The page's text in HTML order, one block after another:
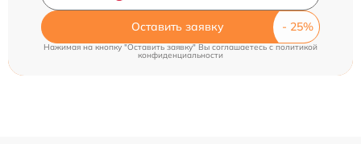
Оставить заявку
Нажимая на кнопку "Оставить заявку" Вы соглашаетесь cполитикой
конфиденциальности